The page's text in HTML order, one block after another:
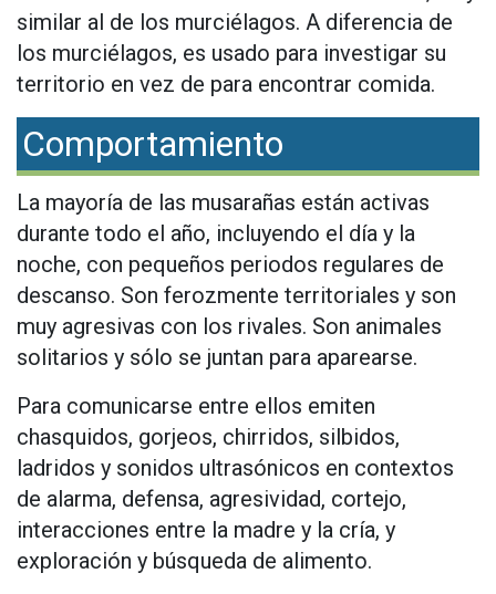
similar al de los murciélagos. A diferencia de
los murciélagos, es usado para investigar su
territorio en vez de para encontrar comida.
Comportamiento
La mayoría de las musarañas están activas
durante todo el año, incluyendo el día y la
noche, con pequeños periodos regulares de
descanso. Son ferozmente territoriales y son
muy agresivas con los rivales. Son animales
solitarios y sólo se juntan para aparearse.
Para comunicarse entre ellos emiten
chasquidos, gorjeos, chirridos, silbidos,
ladridos y sonidos ultrasónicos en contextos
de alarma, defensa, agresividad, cortejo,
interacciones entre la madre y la cría, y
exploración y búsqueda de alimento.